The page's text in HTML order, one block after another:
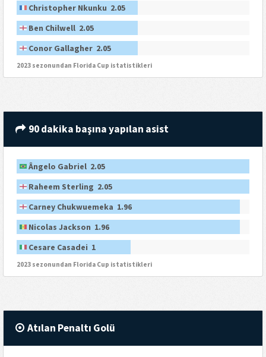
Christopher Nkunku 2.05
Ben Chilwell 2.05
Conor Gallagher 2.05
2023 sezonundan Florida Cup istatistikleri
90 dakika başına yapılan asist
Ângelo Gabriel 2.05
Raheem Sterling 2.05
Carney Chukwuemeka 1.96
Nicolas Jackson 1.96
Cesare Casadei 1
2023 sezonundan Florida Cup istatistikleri
Atılan Penaltı Golü